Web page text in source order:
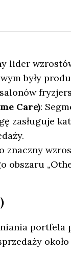
lider
były
Care):
zasługuje
znaczny
obszaru
portfela